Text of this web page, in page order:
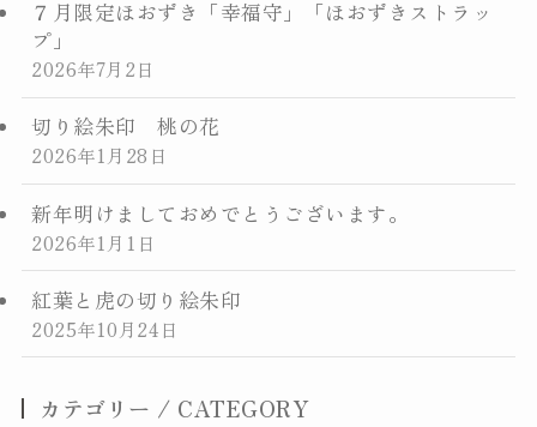
年中行事
交通案内
７月限定ほおずき「幸福守」「ほおずきストラッ
プ」
2026年7月2日
切り絵朱印 桃の花
2026年1月28日
新年明けましておめでとうございます。
2026年1月1日
紅葉と虎の切り絵朱印
2025年10月24日
カテゴリー / CATEGORY